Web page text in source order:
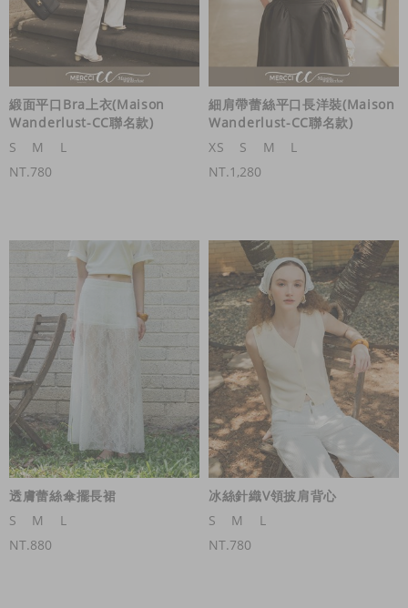
緞面平口Bra上衣(Maison
Wanderlust-CC聯名款)
S
M
L
NT.780
細肩帶蕾絲平口長洋裝(Maison
Wanderlust-CC聯名款)
XS
S M
L
NT.1,280
透膚蕾絲傘擺長裙
S
M
L
NT.880
冰絲針織V領披肩背心
S
M
L
NT.780